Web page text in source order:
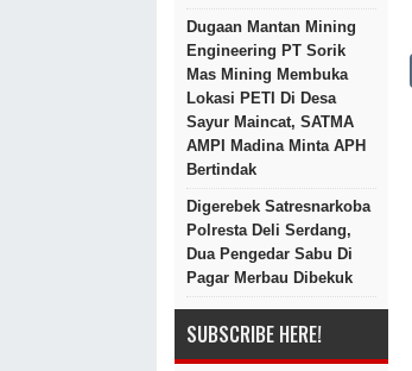
Dugaan Mantan Mining
Engineering PT Sorik
Mas Mining Membuka
Lokasi PETI Di Desa
Sayur Maincat, SATMA
AMPI Madina Minta APH
Bertindak
Digerebek Satresnarkoba
Polresta Deli Serdang,
Dua Pengedar Sabu Di
Pagar Merbau Dibekuk
SUBSCRIBE HERE!